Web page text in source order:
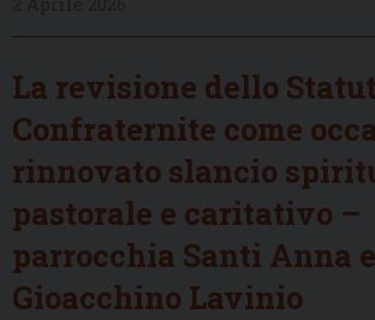
La revisione dello
Confraternite come
rinnovato slancio
pastorale e caritativo –
parrocchia Santi Anna e
Gioacchino Lavinio